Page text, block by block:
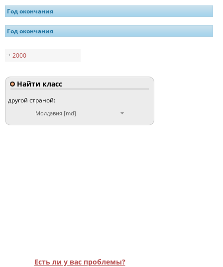
Год окончания
Год окончания
2000
Найти класс
другой страной:
Молдавия [md]
Есть ли у вас проблемы?